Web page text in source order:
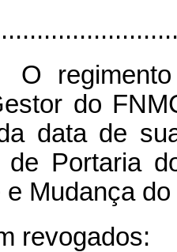
regimento
do
data de
de Portaria
Mudança do
revogados: